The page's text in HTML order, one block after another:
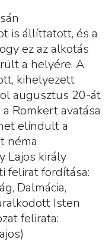
is állíttatott, és a
ez az alkotás
a helyére. A
kihelyezett
augusztus 20-át
Romkert avatása
elindult a
néma
Lajos király
felirat fordítása:
Dalmácia,
Isten
felirata: